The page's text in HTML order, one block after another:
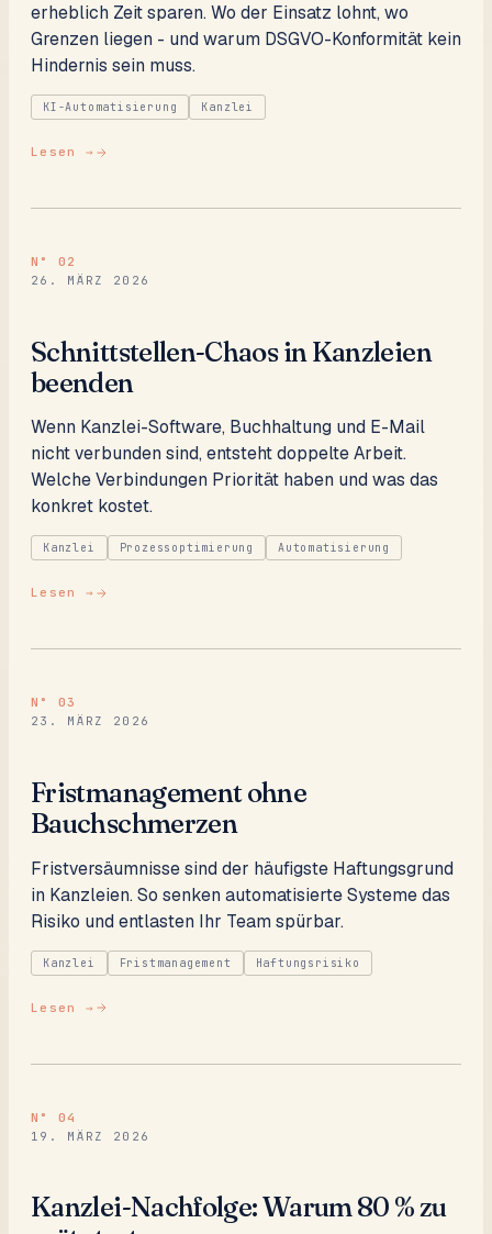
erheblich Zeit sparen. Wo der Einsatz lohnt, wo
Grenzen liegen - und warum DSGVO-Konformität kein
Hindernis sein muss.
KI-Automatisierung Kanzlei
Lesen →
N° 02
26. MÄRZ 2026
Schnittstellen-Chaos in Kanzleien
beenden
Wenn Kanzlei-Software, Buchhaltung und E-Mail
nicht verbunden sind, entsteht doppelte Arbeit.
Welche Verbindungen Priorität haben und was das
konkret kostet.
Kanzlei Prozessoptimierung Automatisierung
Lesen →
N° 03
23. MÄRZ 2026
Fristmanagement ohne
Bauchschmerzen
Fristversäumnisse sind der häufigste Haftungsgrund
in Kanzleien. So senken automatisierte Systeme das
Risiko und entlasten Ihr Team spürbar.
Kanzlei Fristmanagement Haftungsrisiko
Lesen →
N° 04
19. MÄRZ 2026
Kanzlei-Nachfolge: Warum 80 % zu